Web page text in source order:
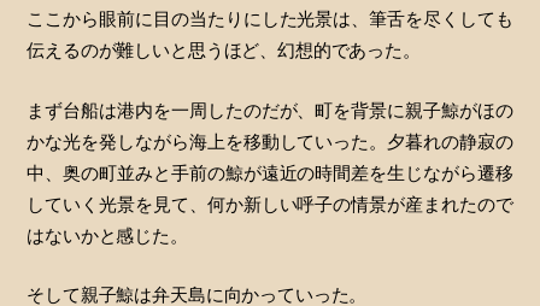
ここから眼前に目の当たりにした光景は、筆舌を尽くしても
伝えるのが難しいと思うほど、幻想的であった。
まず台船は港内を一周したのだが、町を背景に親子鯨がほの
かな光を発しながら海上を移動していった。夕暮れの静寂の
中、奥の町並みと手前の鯨が遠近の時間差を生じながら遷移
していく光景を見て、何か新しい呼子の情景が産まれたので
はないかと感じた。
そして親子鯨は弁天島に向かっていった。